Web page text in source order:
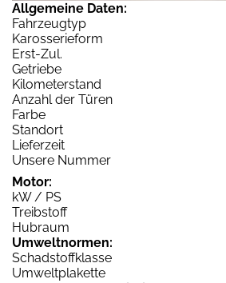
Allgemeine Daten:
Fahrzeugtyp
Karosserieform
Erst-Zul.
Getriebe
Kilometerstand
Anzahl der Türen
Farbe
Standort
Lieferzeit
Unsere Nummer
Motor:
kW / PS
Treibstoff
Hubraum
Umweltnormen:
Schadstoffklasse
Umweltplakette